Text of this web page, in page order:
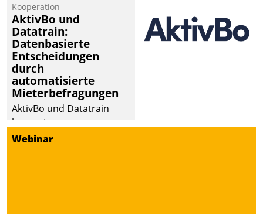
einsehen und ändern
oder
Schadensmeldungen
abgeben – rund um die
Uhr.
Kooperation
AktivBo und
Datatrain:
Datenbasierte
Entscheidungen
durch
automatisierte
Mieterbefragungen
AktivBo und Datatrain
kooperieren –
Immobilienunternehmen
Webinar